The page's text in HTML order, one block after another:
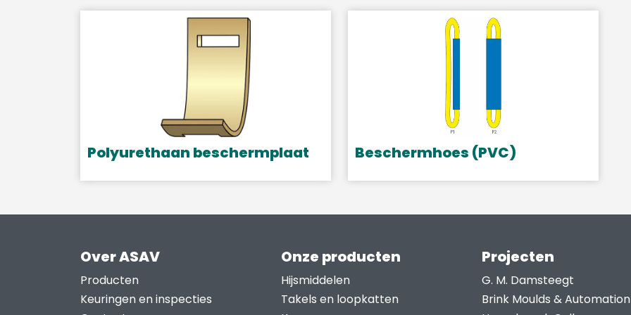
Polyurethaan beschermplaat
heeft
variaties.
optie
kan
Beschermhoes (PVC)
Over ASAV
Producten
Keuringen en inspecties
Onze producten
Hijsmiddelen
Takels en loopkatten
Projecten
G. M. Damsteegt
Brink Moulds & Automation